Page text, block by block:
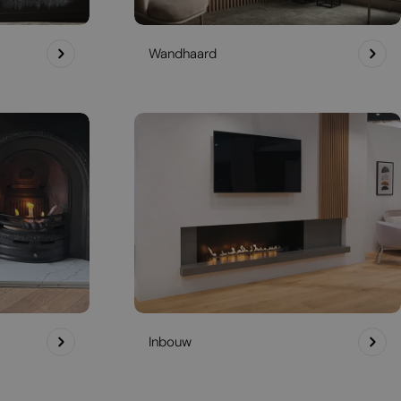
Wandhaard
Inbouw